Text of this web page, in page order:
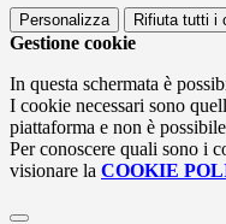
Personalizza Rifiuta tutti i
Gestione cookie
In questa schermata è
I cookie necessari sono
piattaforma e non è
Per conoscere quali sono i
visionare la COOKIE